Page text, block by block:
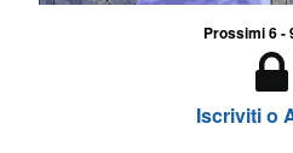
Prossimi 6 -
Iscriviti o